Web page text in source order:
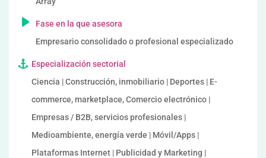
Fase en la que asesora
Empresario consolidado o profesional especializado
Especialización sectorial
Ciencia | Construcción, inmobiliario | Deportes | E-
commerce, marketplace, Comercio electrónico |
Empresas / B2B, servicios profesionales |
Medioambiente, energía verde | Móvil/Apps |
Plataformas Internet | Publicidad y Marketing |